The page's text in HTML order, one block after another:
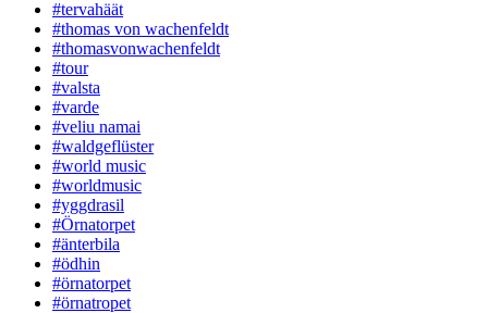
#tervahäät
#thomas von wachenfeldt
#thomasvonwachenfeldt
#tour
#valsta
#varde
#veliu namai
#waldgeflüster
#world music
#worldmusic
#yggdrasil
#Örnatorpet
#änterbila
#ödhin
#örnatorpet
#örnatropet